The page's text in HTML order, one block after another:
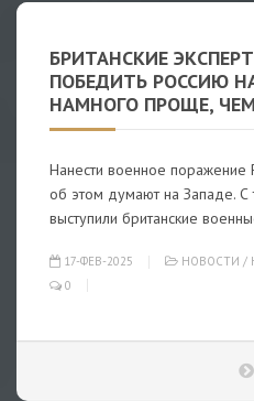
БРИТАНСКИЕ
ПОБЕДИТЬ РОССИЮ
НАМНОГО ПРОЩЕ,
Нанести военное поражение
об этом думают на Западе. С
выступили британские
17-ФЕВ-2025 НОВОСТИ /
0